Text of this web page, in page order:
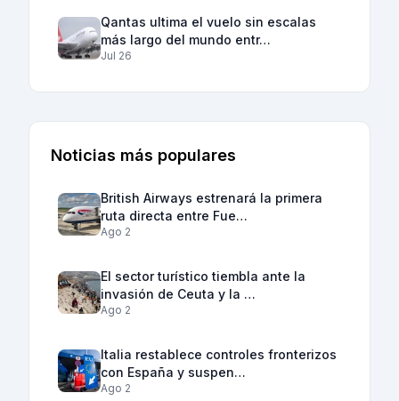
Qantas ultima el vuelo sin escalas
más largo del mundo entr…
Jul 26
Noticias más populares
British Airways estrenará la primera
ruta directa entre Fue…
Ago 2
El sector turístico tiembla ante la
invasión de Ceuta y la …
Ago 2
Italia restablece controles fronterizos
con España y suspen…
Ago 2